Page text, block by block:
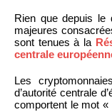
Rien que depuis le
majeures
sont tenues à la
centrale
Les
d’autorité centrale
comportent le mot